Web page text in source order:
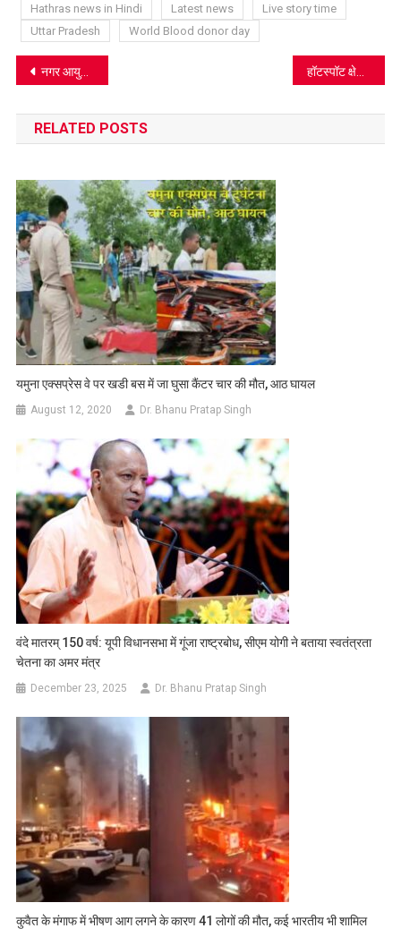
Hathras news in Hindi
Latest news
Live story time
Uttar Pradesh
World Blood donor day
Post
navigation
नगर आयुक्त को ढूंढकर लाने वाले को 500 रूपये देने का महिलाओं ने किया एलान
RELATED POSTS
यमुना एक्सप्रेस वे पर खडी बस में जा घुसा कैंटर चार की मौत, आठ घायल
August 12, 2020 Dr. Bhanu Pratap Singh
वंदे मातरम् 150 वर्ष: यूपी विधानसभा में गूंजा राष्ट्रबोध, सीएम योगी ने बताया स्वतंत्रता
चेतना का अमर मंत्र
December 23, 2025 Dr. Bhanu Pratap Singh
कुवैत के मंगाफ में भीषण आग लगने के कारण 41 लोगों की मौत, कई भारतीय भी शामिल